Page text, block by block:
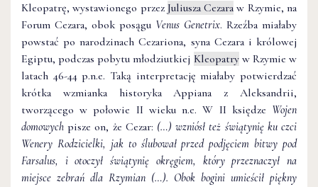
Kleopatrę, wystawionego przez Juliusza Cezara w Rzymie, na
Forum Cezara, obok posągu Venus Genetrix. Rzeźba miałaby
powstać po narodzinach Cezariona, syna Cezara i królowej
Egiptu, podczas pobytu młodziutkiej Kleopatryw Rzymie w
latach 46-44 p.n.e. Taką interpretację miałaby potwierdzać
krótka wzmianka historyka Appiana z Aleksandrii,
tworzącego w połowie II wieku n.e. W II księdze Wojen
domowych pisze on, że Cezar: (…) wzniósł też świątynię ku czci
Wenery Rodzicielki, jak to ślubował przed podjęciem bitwy pod
Farsalus, i otoczył świątynię okręgiem, który przeznaczył na
miejsce zebrań dla Rzymian (…). Obok bogini umieścił piękny